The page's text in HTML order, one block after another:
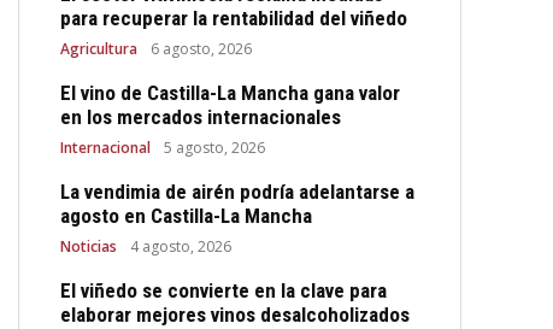
para recuperar la rentabilidad del viñedo
Agricultura 6 agosto, 2026
El vino de Castilla-La Mancha gana valor
en los mercados internacionales
Internacional 5 agosto, 2026
La vendimia de airén podría adelantarse a
agosto en Castilla-La Mancha
Noticias 4 agosto, 2026
El viñedo se convierte en la clave para
elaborar mejores vinos desalcoholizados